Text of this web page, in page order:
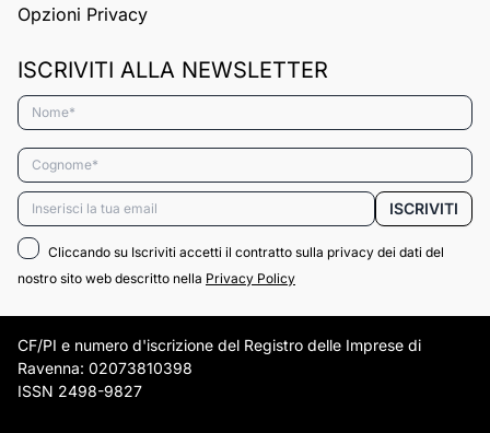
Opzioni Privacy
ISCRIVITI ALLA NEWSLETTER
Nome*
Cognome*
Email* ISCRIVITI
Cliccando su Iscriviti accetti il contratto sulla privacy dei dati del
nostro sito web descritto nella Privacy Policy
CF/PI e numero d'iscrizione del Registro delle Imprese di
Ravenna: 02073810398
ISSN 2498-9827